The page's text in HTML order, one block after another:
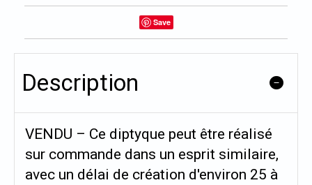
Save
Description
VENDU – Ce diptyque peut être réalisé
sur commande dans un esprit similaire,
avec un délai de création d'environ 25 à